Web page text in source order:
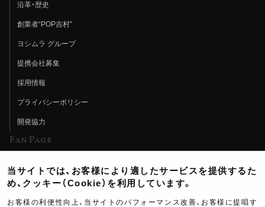
沿革・歴史
創業者“POP吉村”
ヨシムラ グループ
提携会社募集
採用情報
プライバシーポリシー
開発協力
Fan Page
ヨシムラTV
イベント情報
当サイトでは、お客様により適したサービスを提供するた
め、クッキー（Cookie）を利用しています。
お客様の利便性向上、当サイトのパフォーマンス改善、お客様に提唱す